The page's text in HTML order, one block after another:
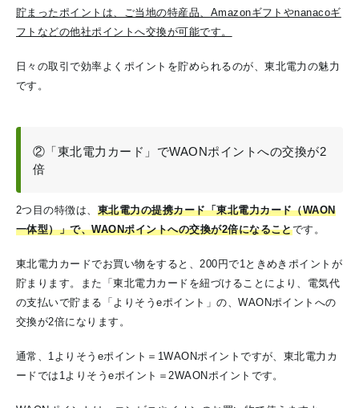
貯まったポイントは、ご当地の特産品、Amazonギフトやnanacoギ
フトなどの他社ポイントへ交換が可能です。
日々の取引で効率よくポイントを貯められるのが、東北電力の魅力
です。
②「東北電力カード」でWAONポイントへの交換が2
倍
2つ目の特徴は、 東北電力の提携カード「東北電力カード（WAON
一体型）」で、WAONポイントへの交換が2倍になることです。
東北電力カードでお買い物をすると、200円で1ときめきポイントが
貯まります。また「東北電力カードを紐づけることにより、電気代
の支払いで貯まる「よりそうeポイント」の、WAONポイントへの
交換が2倍になります。
通常、1よりそうeポイント＝1WAONポイントですが、東北電力カ
ードでは1よりそうeポイント＝2WAONポイントです。